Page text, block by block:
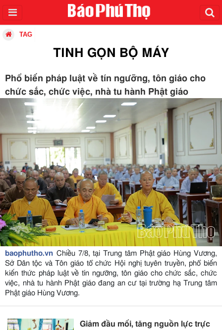
TAG
TINH GỌN BỘ MÁY
Phổ biến pháp luật về tín ngưỡng, tôn giáo cho
chức sắc, chức việc, nhà tu hành Phật giáo
baophutho.vn Chiều 7/8, tại Trung tâm Phật giáo Hùng Vương,
Sở Dân tộc và Tôn giáo tổ chức Hội nghị tuyên truyền, phổ biến
kiến thức pháp luật về tín ngưỡng, tôn giáo cho chức sắc, chức
việc, nhà tu hành Phật giáo đang an cư tại trường hạ Trung tâm
Phật giáo Hùng Vương.
Giảm đầu mối, tăng nguồn lực trực